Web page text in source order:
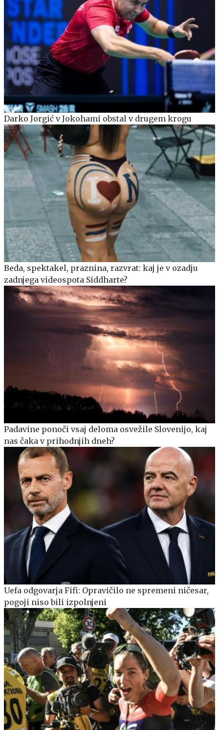
Darko Jorgić v Jokohami obstal v drugem krogu
Beda, spektakel, praznina, razvrat: kaj je v ozadju
zadnjega videospota Siddharte?
Padavine ponoči vsaj deloma osvežile Slovenijo, kaj
nas čaka v prihodnjih dneh?
Uefa odgovarja Fifi: Opravičilo ne spremeni ničesar,
pogoji niso bili izpolnjeni